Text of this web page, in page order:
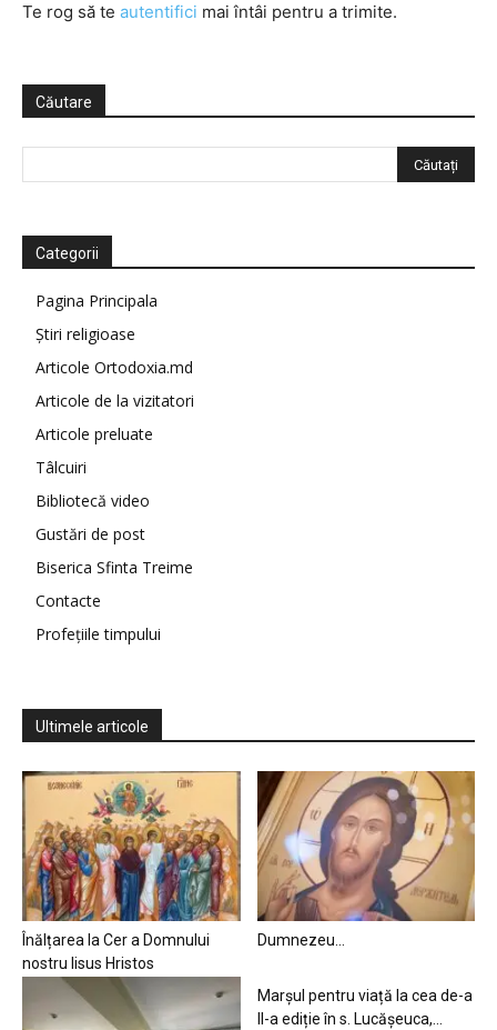
Te rog să te autentifici mai întâi pentru a trimite.
Căutare
Categorii
Pagina Principala
Știri religioase
Articole Ortodoxia.md
Articole de la vizitatori
Articole preluate
Tâlcuiri
Bibliotecă video
Gustări de post
Biserica Sfinta Treime
Contacte
Profețiile timpului
Ultimele articole
Înălțarea la Cer a Domnului
nostru Iisus Hristos
Dumnezeu…
Marșul pentru viață la cea de-a
II-a ediție în s. Lucășeuca,...